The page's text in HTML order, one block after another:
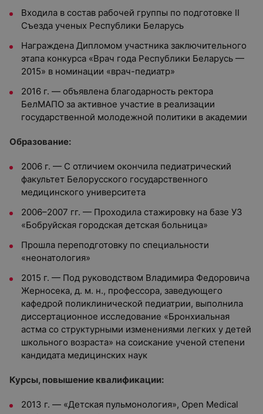
Входила в состав рабочей группы по подготовке II
Съезда ученых Республики Беларусь
Награждена Дипломом участника заключительного
этапа конкурса «Врач года Республики Беларусь —
2015» в номинации «врач-педиатр»
2016 г. — объявлена благодарность ректора
БелМАПО за активное участие в реализации
государственной молодежной политики в академии
Образование:
2006 г. — С отличием окончила педиатрический
факультет Белорусского государственного
медицинского университета
2006–2007 гг. — Проходила стажировку на базе УЗ
«Бобруйская городская детская больница»
Прошла переподготовку по специальности
«неонатология»
2015 г. — Под руководством Владимира Федоровича
Жерносека, д. м. н., профессора, заведующего
кафедрой поликлинической педиатрии, выполнила
диссертационное исследование «Бронхиальная
астма со структурными изменениями легких у детей
школьного возраста» на соискание ученой степени
кандидата медицинских наук
Курсы, повышение квалификации:
2013 г. — «Детская пульмонология», Open Medical